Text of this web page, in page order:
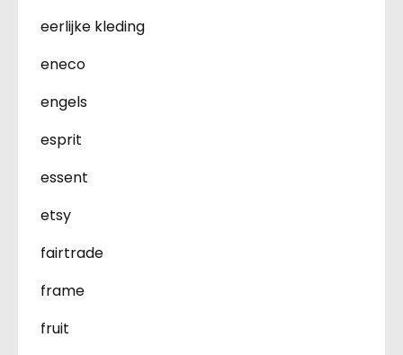
eerlijke kleding
eneco
engels
esprit
essent
etsy
fairtrade
frame
fruit